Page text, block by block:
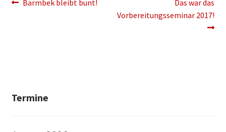
Beitragsnavigation
Barmbek bleibt bunt!
Beitrag:
Das war das
Vorbereitungsseminar 2017!
Termine